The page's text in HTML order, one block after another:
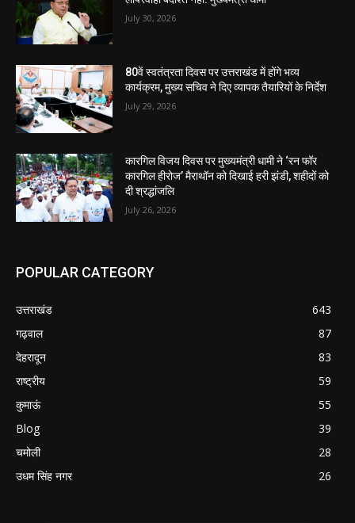
July 30, 2026
80वें स्वतंत्रता दिवस पर उत्तराखंड में होंगे भव्य
कार्यक्रम, मुख्य सचिव ने दिए व्यापक तैयारियों के निर्देश
July 29, 2026
कारगिल विजय दिवस पर मुख्यमंत्री धामी ने ‘रन फॉर
कारगिल हीरोज’ मैराथॉन को दिखाई हरी झंडी, शहीदों को
दी श्रद्धांजलि
July 26, 2026
POPULAR CATEGORY
उत्तराखंड
643
गढ़वाल
87
देहरादून
83
राष्ट्रीय
59
कुमाऊं
55
Blog
39
चमोली
28
उधम सिंह नगर
26